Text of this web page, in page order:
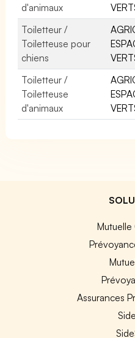
d'animaux
Toiletteur /
Toiletteuse pour
chiens
Toiletteur /
Toiletteuse
d'animaux
Assurances